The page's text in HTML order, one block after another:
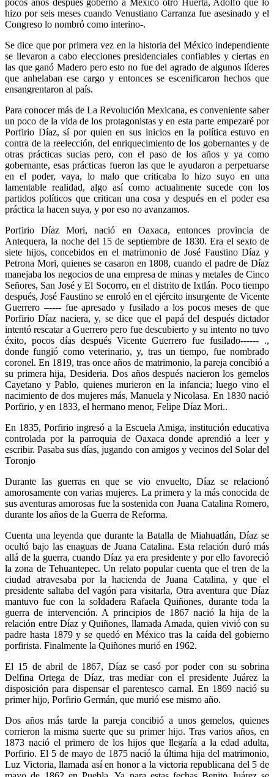
hizo por seis meses cuando Venustiano Carranza fue asesinado y el
Congreso lo nombró como interino-.
Se dice que por primera vez en la historia del México independiente
se llevaron a cabo elecciones presidenciales confiables y ciertas en
las que ganó Madero pero esto no fue del agrado de algunos líderes
que anhelaban ese cargo y entonces se escenificaron hechos que
ensangrentaron al país.
Para conocer más de La Revolución Mexicana, es conveniente saber
un poco de la vida de los protagonistas y en esta parte empezaré por
Porfirio Díaz, sí por quien en sus inicios en la política estuvo en
contra de la reelección, del enriquecimiento de los gobernantes y de
otras prácticas sucias pero, con el paso de los años y ya como
gobernante, esas prácticas fueron las que le ayudaron a perpetuarse
en el poder, vaya, lo malo que criticaba lo hizo suyo en una
lamentable realidad, algo así como actualmente sucede con los
partidos políticos que critican una cosa y después en el poder esa
práctica la hacen suya, y por eso no avanzamos.
Porfirio Díaz Mori, nació en Oaxaca, entonces provincia de
Antequera, la noche del 15 de septiembre de 1830. Era el sexto de
siete hijos, concebidos en el matrimonio de José Faustino Díaz y
Petrona Mori, quienes se casaron en 1808, cuando el padre de Díaz
manejaba los negocios de una empresa de minas y metales de Cinco
Señores, San José y El Socorro, en el distrito de Ixtlán. Poco tiempo
después, José Faustino se enroló en el ejército insurgente de Vicente
Guerrero –---- fue apresado y fusilado a los pocos meses de que
Porfirio Díaz naciera, y, se dice que el papá del después dictador
intentó rescatar a Guerrero pero fue descubierto y su intento no tuvo
éxito, pocos días después Vicente Guerrero fue fusilado------ .,
donde fungió como veterinario, y, tras un tiempo, fue nombrado
coronel. En 1819, tras once años de matrimonio, la pareja concibió a
su primera hija, Desideria. Dos años después nacieron los gemelos
Cayetano y Pablo, quienes murieron en la infancia; luego vino el
nacimiento de dos mujeres más, Manuela y Nicolasa. En 1830 nació
Porfirio, y en 1833, el hermano menor, Felipe Díaz Mori..
En 1835, Porfirio ingresó a la Escuela Amiga, institución educativa
controlada por la parroquia de Oaxaca donde aprendió a leer y
escribir. Pasaba sus días, jugando con amigos y vecinos del Solar del
Toronjo
Durante las guerras en que se vio envuelto, Díaz se relacionó
amorosamente con varias mujeres. La primera y la más conocida de
sus aventuras amorosas fue la sostenida con Juana Catalina Romero,
durante los años de la Guerra de Reforma.
Cuenta una leyenda que durante la Batalla de Miahuatlán, Díaz se
ocultó bajo las enaguas de Juana Catalina. Esta relación duró más
allá de la guerra, cuando Díaz ya era presidente y por ello favoreció
la zona de Tehuantepec. Un relato popular cuenta que el tren de la
ciudad atravesaba por la hacienda de Juana Catalina, y que el
presidente saltaba del vagón para visitarla, Otra aventura que Díaz
mantuvo fue con la soldadera Rafaela Quiñones, durante toda la
guerra de intervención. A principios de 1867 nació la hija de la
relación entre Díaz y Quiñones, llamada Amada, quien vivió con su
padre hasta 1879 y se quedó en México tras la caída del gobierno
porfirista. Finalmente la Quiñones murió en 1962.
El 15 de abril de 1867, Díaz se casó por poder con su sobrina
Delfina Ortega de Díaz, tras mediar con el presidente Juárez la
disposición para dispensar el parentesco carnal. En 1869 nació su
primer hijo, Porfirio Germán, que murió ese mismo año.
Dos años más tarde la pareja concibió a unos gemelos, quienes
corrieron la misma suerte que su primer hijo. Tras varios años, en
1873 nació el primero de los hijos que llegaría a la edad adulta,
Porfirio. El 5 de mayo de 1875 nació la última hija del matrimonio,
Luz Victoria, llamada así en honor a la victoria republicana del 5 de